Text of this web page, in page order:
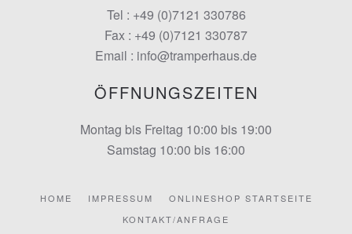
Tel : +49 (0)7121 330786
Fax : +49 (0)7121 330787
Email : info@tramperhaus.de
ÖFFNUNGSZEITEN
Montag bis Freitag 10:00 bis 19:00
Samstag 10:00 bis 16:00
HOME IMPRESSUM
ONLINESHOP STARTSEITE
KONTAKT/ANFRAGE